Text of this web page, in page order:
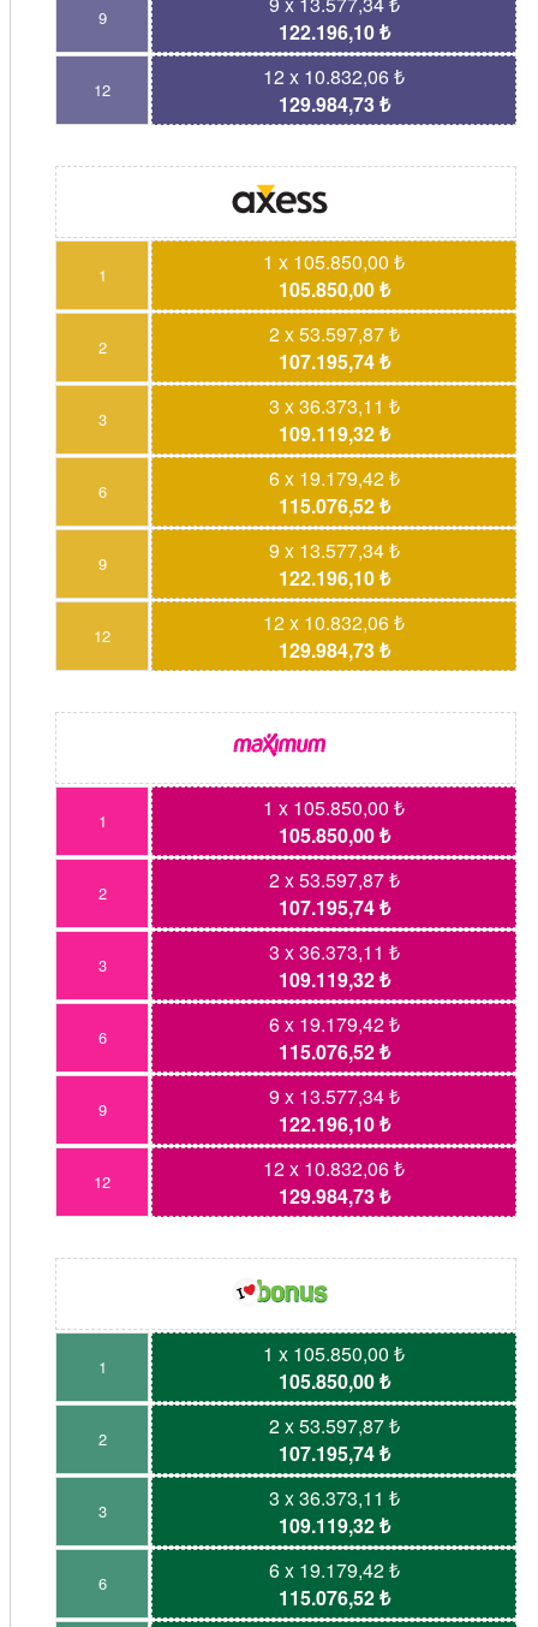
9
122.196,10 ₺
12
12 x 10.832,06 ₺
129.984,73 ₺
1
1 x 105.850,00 ₺
105.850,00 ₺
2
2 x 53.597,87 ₺
107.195,74 ₺
3
3 x 36.373,11 ₺
109.119,32 ₺
6
6 x 19.179,42 ₺
115.076,52 ₺
9
9 x 13.577,34 ₺
122.196,10 ₺
12
12 x 10.832,06 ₺
129.984,73 ₺
1
1 x 105.850,00 ₺
105.850,00 ₺
2
2 x 53.597,87 ₺
107.195,74 ₺
3
3 x 36.373,11 ₺
109.119,32 ₺
6
6 x 19.179,42 ₺
115.076,52 ₺
9
9 x 13.577,34 ₺
122.196,10 ₺
12
12 x 10.832,06 ₺
129.984,73 ₺
1
1 x 105.850,00 ₺
105.850,00 ₺
2
2 x 53.597,87 ₺
107.195,74 ₺
3
3 x 36.373,11 ₺
109.119,32 ₺
6
6 x 19.179,42 ₺
115.076,52 ₺